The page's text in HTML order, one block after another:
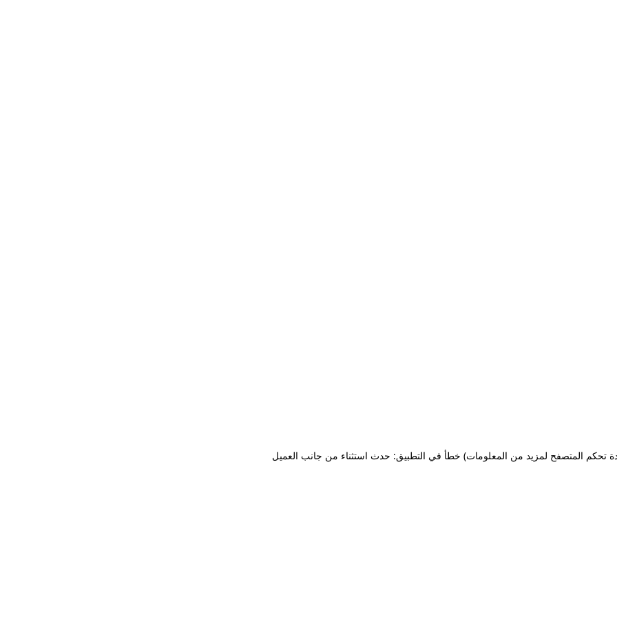
خطأ في التطبيق: حدث استثناء من جانب العميل تحكم المتصفح لمزيد من المعلومات)